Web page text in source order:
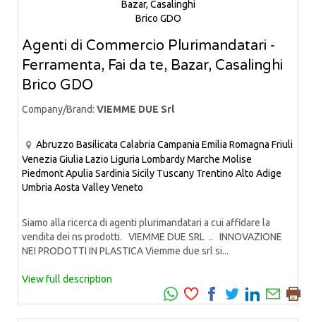
Agenti di Commercio Plurimandatari -
Ferramenta, Fai da te, Bazar, Casalinghi
Brico GDO
Company/Brand: VIEMME DUE Srl
Abruzzo Basilicata Calabria Campania Emilia Romagna Friuli
Venezia Giulia Lazio Liguria LombardyMarche Molise
PiedmontApulia Sardinia Sicily Tuscany Trentino Alto Adige
Umbria Aosta ValleyVeneto
Siamo alla ricerca di agenti plurimandatari a cui affidare la
vendita dei ns prodotti. VIEMME DUE SRL .. INNOVAZIONE
NEI PRODOTTI IN PLASTICA Viemme due srl si...
View full description